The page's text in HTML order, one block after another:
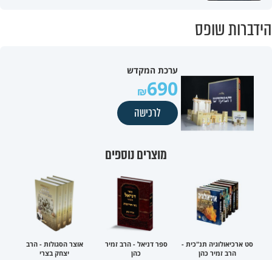
הידברות שופס
ערכת המקדש
690
לרכישה
מוצרים נוספים
סט ארכיאולוגיה תנ"כית -
הרב זמיר כהן
ספר דניאל - הרב זמיר
כהן
אוצר הסגולות - הרב
יצחק בצרי